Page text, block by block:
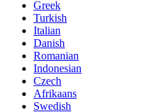
Greek
Turkish
Italian
Danish
Romanian
Indonesian
Czech
Afrikaans
Swedish